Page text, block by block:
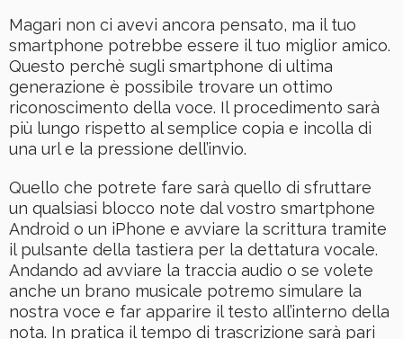
Magari non ci avevi ancora pensato, ma il tuo
smartphone potrebbe essere il tuo miglior amico.
Questo perchè sugli smartphone di ultima
generazione è possibile trovare un ottimo
riconoscimento della voce. Il procedimento sarà
più lungo rispetto al semplice copia e incolla di
una url e la pressione dell’invio.
Quello che potrete fare sarà quello di sfruttare
un qualsiasi blocco note dal vostro smartphone
Android o un iPhone e avviare la scrittura tramite
il pulsante della tastiera per la dettatura vocale.
Andando ad avviare la traccia audio o se volete
anche un brano musicale potremo simulare la
nostra voce e far apparire il testo all’interno della
nota. In pratica il tempo di trascrizione sarà pari